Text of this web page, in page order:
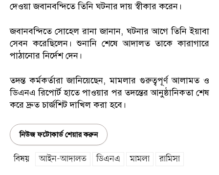
দেওয়া জবানবন্দিতে তিনি ঘটনার দায় স্বীকার করেন।
জবানবন্দিতে সোহেল রানা জানান, ঘটনার আগে তিনি ইয়াবা
সেবন করেছিলেন। শুনানি শেষে আদালত তাকে কারাগারে
পাঠানোর নির্দেশ দেন।
তদন্ত কর্মকর্তারা জানিয়েছেন, মামলার গুরুত্বপূর্ণ আলামত ও
ডিএনএ রিপোর্ট হাতে পাওয়ার পর তদন্তের আনুষ্ঠানিকতা শেষ
করে দ্রুত চার্জশিট দাখিল করা হবে।
নিউজ ফটোকার্ড শেয়ার করুন
বিষয় আইন-আদালত ডিএনএ মামলা রামিসা